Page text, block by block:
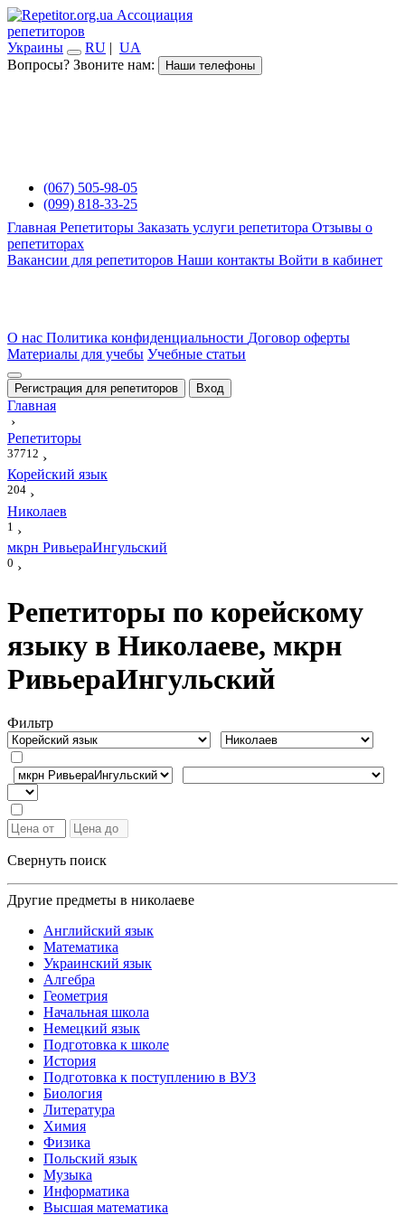
Ассоциация
репетиторов
Украины
RU | UA
Вопросы? Звоните нам:
Наши телефоны
(067) 505-98-05
(099) 818-33-25
Главная Репетиторы Заказать услуги репетитора Отзывы о
репетиторах
Вакансии для репетиторов Наши контакты Войти в кабинет
О нас Политика конфиденциальности Договор оферты
Материалы для учебы Учебные статьи
Регистрация для репетиторов Вход
Главная
›
Репетиторы
37712 ›
Корейский язык
204 ›
Николаев
1 ›
мкрн РивьераИнгульский
0 ›
Репетиторы по корейскому
языку в Николаеве, мкрн
РивьераИнгульский
Фильтр
Свернуть поиск
Другие предметы в николаеве
Английский язык
Математика
Украинский язык
Алгебра
Геометрия
Начальная школа
Немецкий язык
Подготовка к школе
История
Подготовка к поступлению в ВУЗ
Биология
Литература
Химия
Физика
Польский язык
Музыка
Информатика
Высшая математика